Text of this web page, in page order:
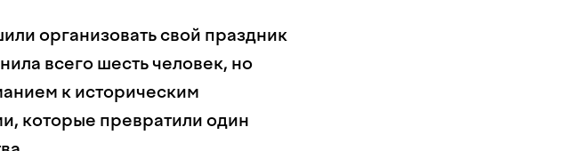
организовать свой праздник
всего шесть человек, но
к историческим
которые превратили один